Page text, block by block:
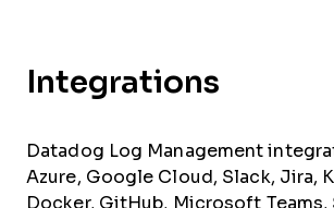
Integrations
Datadog Log Management
Azure, Google Cloud, Slack, Jira,
Docker, GitHub, Microsoft Teams,